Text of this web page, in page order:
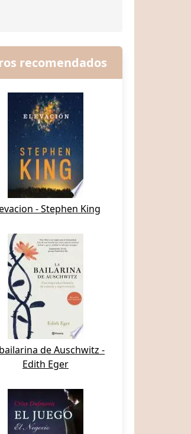
recomendados
- Stephen King
de Auschwitz -
Edith Eger